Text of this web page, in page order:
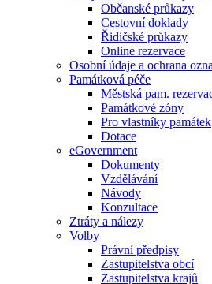
Občanské průkazy
Cestovní doklady
Řidičské průkazy
Online rezervace
Osobní údaje a ochrana
Památková péče
Městská pam.
Památkové zóny
Pro vlastníky památek
Dotace
eGovernment
Dokumenty
Vzdělávání
Návody
Konzultace
Ztráty a nálezy
Volby
Právní předpisy
Zastupitelstva obcí
Zastupitelstva krajů